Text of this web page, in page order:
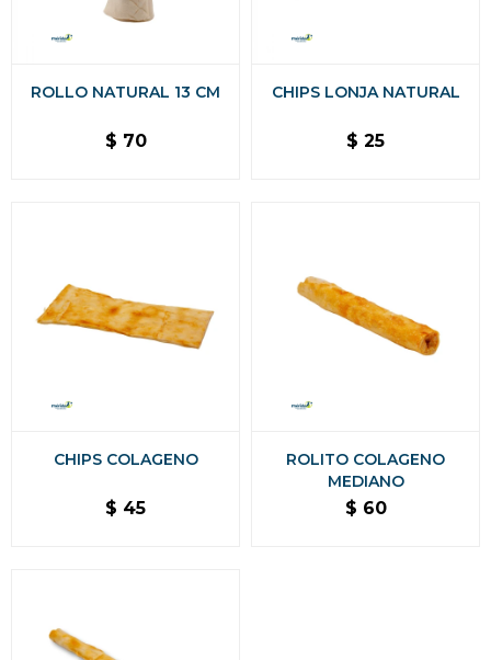
ROLLO NATURAL 13 CM
$ 70
CHIPS LONJA NATURAL
$ 25
CHIPS COLAGENO
$ 45
ROLITO COLAGENO
MEDIANO
$ 60